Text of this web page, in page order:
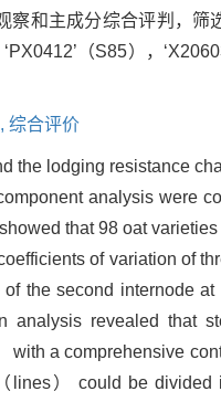
和主成分综合评判，筛
‘PX0412’（S85），
综合评价
the lodging resistance
analysis were
that 98 oat
of variation of
the second internode
analysis revealed that
with a comprehensive
lines） could be